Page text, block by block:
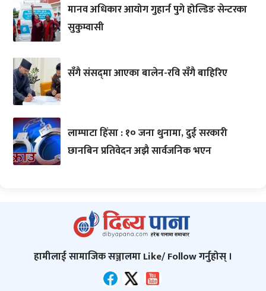
मानव अधिकार आयोग गुहार्न पुगे होल्डिङ सेन्टरका
सुकुम्वासी
सँगै संसद्‌मा आएका बालेन-रवि सँगै बाहिरिए
लाम्पाटा हिंसा : १० जना थुनामा, दुई सरकारी
छानबिन प्रतिवेदन अझै सार्वजनिक भएन
हामीलाई सामाजिक सञ्जालमा Like/ Follow गर्नुहोस् ।